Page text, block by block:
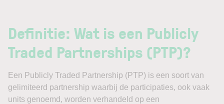
Definitie: Wat is een Publicly
Traded Partnerships (PTP)?
Een Publicly Traded Partnership (PTP) is een soort van
gelimiteerd partnership waarbij de participaties, ook vaak
units genoemd, worden verhandeld op een